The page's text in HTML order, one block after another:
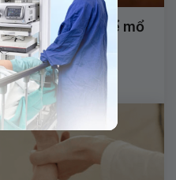
lá cố định có thể mổ